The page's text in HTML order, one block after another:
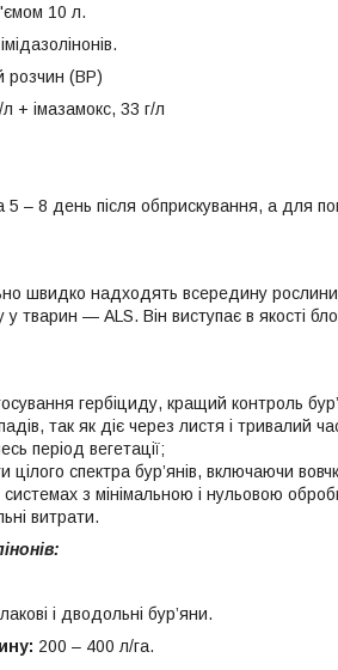
10 л.
розчин (ВР)
л + імазамокс, 33 г/л
– 8 день після обприскування, а для
швидко надходять всередину
у тварин — ALS. Він виступає в якості
гербіциду, кращий контроль
так як діє через листя і тривалий
період вегетації;
спектра бур’янів, включаючи
з мінімальною і нульовою
витрати.
і дводольні бур’яни.
200 – 400 л/га.